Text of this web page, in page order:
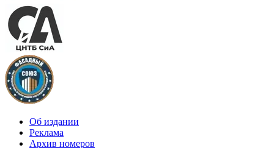
Об издании
Реклама
Архив номеров